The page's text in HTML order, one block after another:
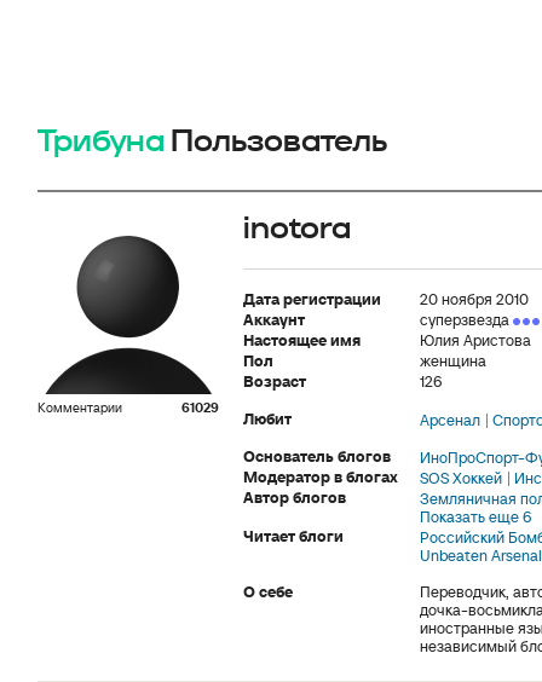
Трибуна Пользователь
Комментарии 61029
inotora
Дата регистрации
20 ноября 2010
Аккаунт
суперзвезда
Настоящее имя
Юлия Аристова
Пол
женщина
Возраст
126
Любит
Арсенал
Основатель блогов
ИноПроСпорт-
Модератор в блогах
SOS Хоккей
Автор блогов
Земляничная
Показать еще 6
Читает блоги
Российский
Unbeaten
О себе
Переводчик,
дочка-
иностранные
независимый